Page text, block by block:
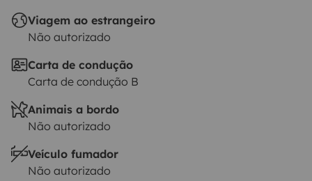
Viagem ao estrangeiro
Não autorizado
Carta de condução
Carta de condução B
Animais a bordo
Não autorizado
Veículo fumador
Não autorizado